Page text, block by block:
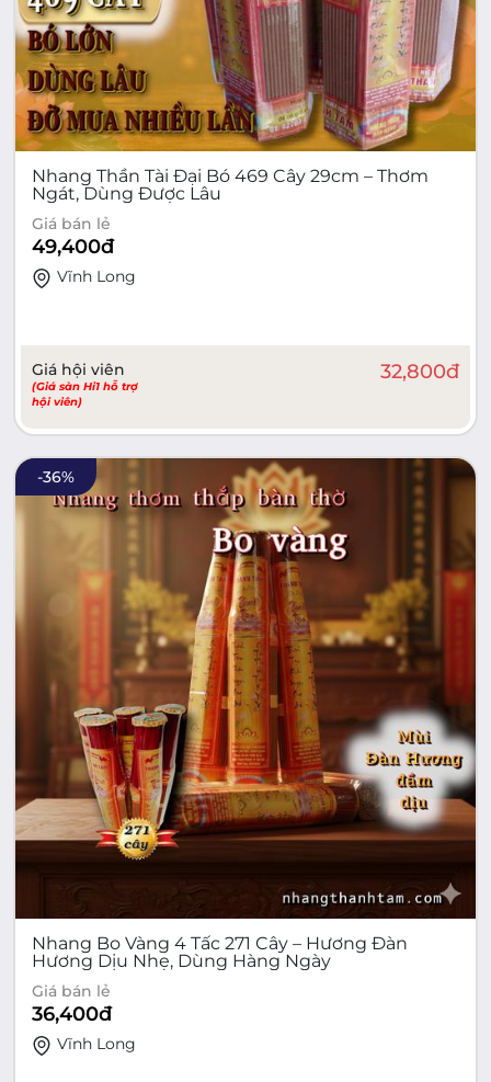
Nhang Thần Tài Đại Bó 469 Cây 29cm – Thơm
Ngát, Dùng Được Lâu
Giá bán lẻ
49,400đ
Vĩnh Long
Giá hội viên
(Giá sàn Hi1 hỗ trợ
hội viên)
32,800đ
-36%
Nhang Bo Vàng 4 Tấc 271 Cây – Hương Đàn
Hương Dịu Nhẹ, Dùng Hàng Ngày
Giá bán lẻ
36,400đ
Vĩnh Long